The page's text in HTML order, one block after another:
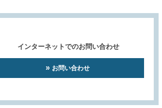
インターネットでのお問い合わせ
お問い合わせ